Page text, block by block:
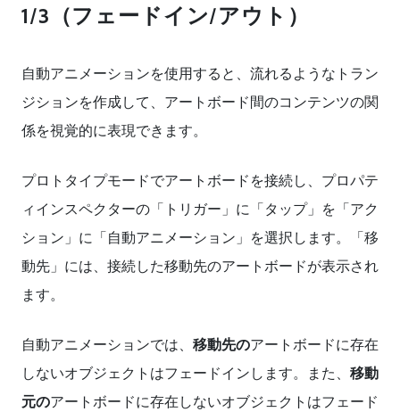
1/3（フェードイン/アウト）
自動アニメーションを使用すると、流れるようなトラン
ジションを作成して、アートボード間のコンテンツの関
係を視覚的に表現できます。
プロトタイプモードでアートボードを接続し、プロパテ
ィインスペクターの「トリガー」に「タップ」を「アク
ション」に「自動アニメーション」を選択します。「移
動先」には、接続した移動先のアートボードが表示され
ます。
自動アニメーションでは、 移動先のアートボードに存在
しないオブジェクトはフェードインします。また、 移動
元のアートボードに存在しないオブジェクトはフェード